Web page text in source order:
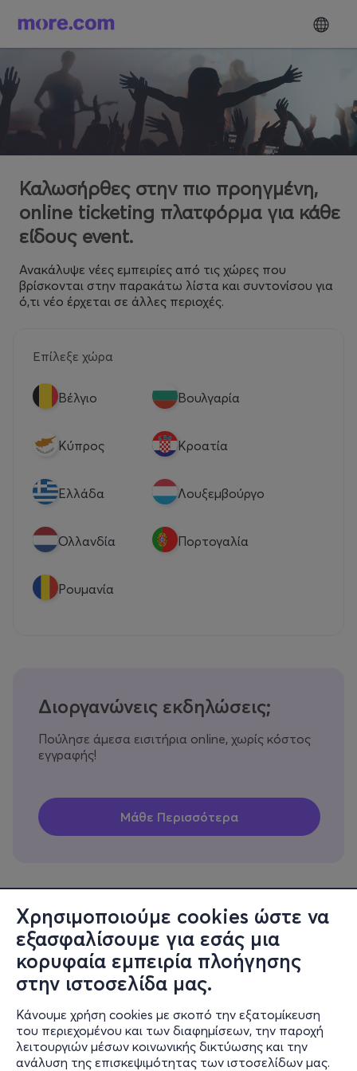
Χρησιμοποιούμε cookies ώστε να
εξασφαλίσουμε για εσάς μια
κορυφαία εμπειρία πλοήγησης
στην ιστοσελίδα μας.
Κάνουμε χρήση cookies με σκοπό την εξατομίκευση
του περιεχομένου και των διαφημίσεων, την παροχή
λειτουργιών μέσων κοινωνικής δικτύωσης και την
ανάλυση της επισκεψιμότητας των ιστοσελίδων μας.
Καλωσήρθες στην πιο προηγμένη,
online ticketing πλατφόρμα για κάθε
είδους event.
Ανακάλυψε νέες εμπειρίες από τις χώρες που
βρίσκονται στην παρακάτω λίστα και συντονίσου για
ό,τι νέο έρχεται σε άλλες περιοχές.
Επίλεξε χώρα
Βέλγιο Βουλγαρία
Κύπρος Κροατία
Eλλάδα Λουξεμβούργο
Ολλανδία Πορτογαλία
Ρουμανία
Διοργανώνεις εκδηλώσεις;
Πούλησε άμεσα εισιτήρια online, χωρίς κόστος
εγγραφής!
Πληροφορίες
Υποστήριξη
Stay Connected